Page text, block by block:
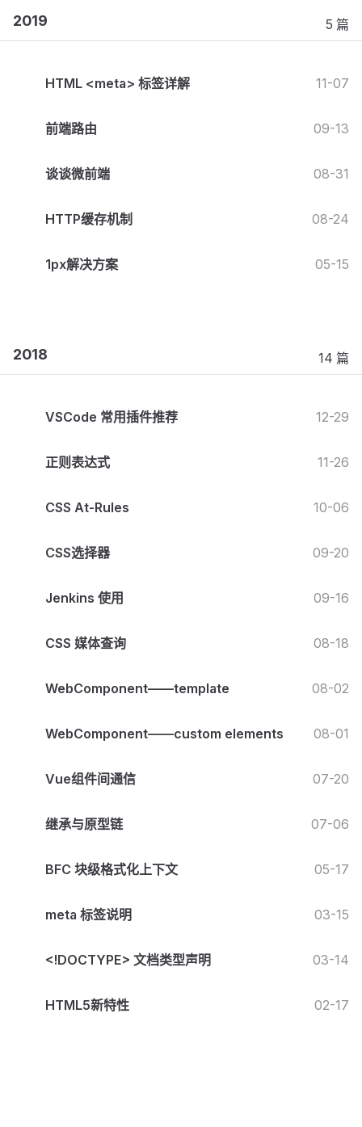
2019 5 篇
HTML <meta> 标签详解 11-07
前端路由 09-13
谈谈微前端 08-31
HTTP缓存机制 08-24
1px解决方案 05-15
2018 14 篇
VSCode 常用插件推荐 12-29
正则表达式 11-26
CSS At-Rules 10-06
CSS选择器 09-20
Jenkins 使用 09-16
CSS 媒体查询 08-18
WebComponent——template 08-02
WebComponent——custom elements 08-01
Vue组件间通信 07-20
继承与原型链 07-06
BFC 块级格式化上下文 05-17
meta 标签说明 03-15
<!DOCTYPE> 文档类型声明 03-14
HTML5新特性 02-17